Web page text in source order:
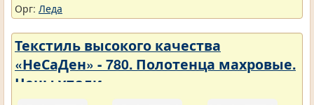
Орг: Леда
Текстиль высокого качества
«НеСаДен» - 780. Полотенца махровые.
Цены упали